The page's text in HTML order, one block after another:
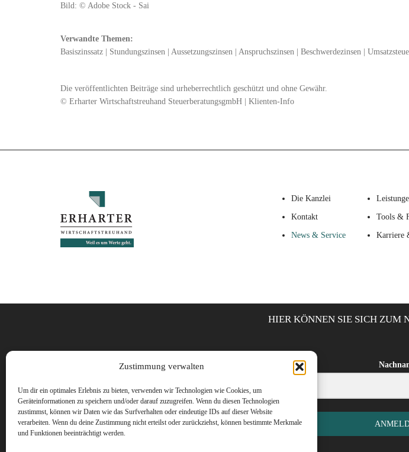
Zustimmung verwalten
Um dir ein optimales Erlebnis zu bieten, verwenden wir Technologien wie Cookies, um
Geräteinformationen zu speichern und/oder darauf zuzugreifen. Wenn du diesen Technologien
zustimmst, können wir Daten wie das Surfverhalten oder eindeutige IDs auf dieser Website
verarbeiten. Wenn du deine Zustimmung nicht erteilst oder zurückziehst, können bestimmte Merkmale
und Funktionen beeinträchtigt werden.
Bild: © Adobe Stock - Sai
Verwandte Themen:
Basiszinssatz | Stundungszinsen | Aussetzungszinsen | Anspruchszinsen | Beschwerdezinsen |
Die veröffentlichten Beiträge sind urheberrechtlich geschützt und ohne Gewähr.
© Erharter Wirtschaftstreuhand SteuerberatungsgmbH | Klienten-Info
Die Kanzlei
Kontakt Tools &
News & Service Karriere
HIER KÖNNEN SIE SICH ZUM
Vorname